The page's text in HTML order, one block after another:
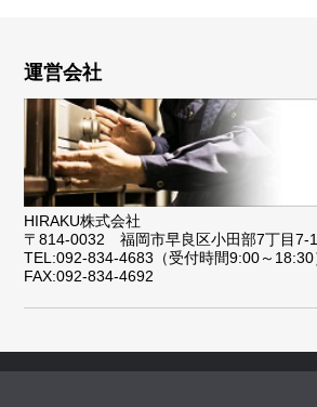
運営会社
HIRAKU株式会社
〒814-0032 福岡市早良区小田部7丁目7-
TEL:092-834-4683（受付時間9:00～18:30
FAX:092-834-4692